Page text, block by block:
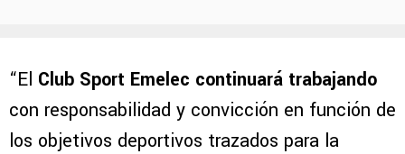
“El Club Sport Emelec continuará trabajando
con responsabilidad y convicción en función de
los objetivos deportivos trazados para la